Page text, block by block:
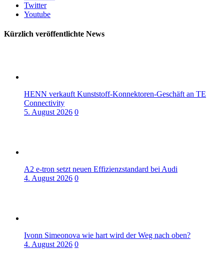
Twitter
Youtube
Kürzlich veröffentlichte News
HENN verkauft Kunststoff-Konnektoren-Geschäft an TE
Connectivity
5. August 2026 0
A2 e-tron setzt neuen Effizienzstandard bei Audi
4. August 2026 0
Ivonn Simeonova wie hart wird der Weg nach oben?
4. August 2026 0